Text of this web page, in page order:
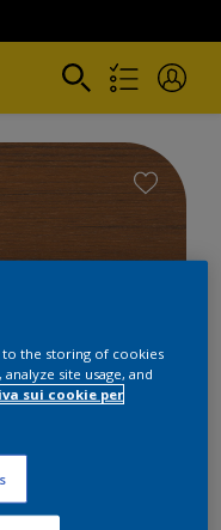
Colori
per i
to the storing of cookies
site usage, and
sui cookie per